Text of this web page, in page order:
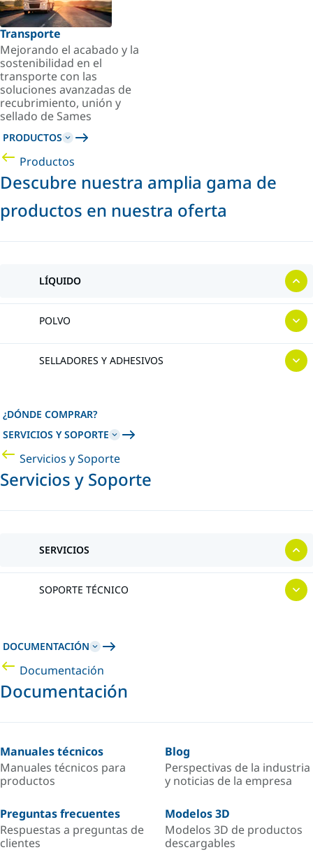
Transporte
Mejorando el acabado y la
sostenibilidad en el
transporte con las
soluciones avanzadas de
recubrimiento, unión y
sellado de Sames
PRODUCTOS
Productos
Descubre nuestra amplia gama de
productos en nuestra oferta
LÍQUIDO
POLVO
SELLADORES Y ADHESIVOS
¿DÓNDE COMPRAR?
SERVICIOS Y SOPORTE
Servicios y Soporte
Servicios y Soporte
SERVICIOS
SOPORTE TÉCNICO
DOCUMENTACIÓN
Documentación
Documentación
Manuales técnicos
Manuales técnicos para
productos
Blog
Perspectivas de la industria
y noticias de la empresa
Preguntas frecuentes
Respuestas a preguntas de
clientes
Modelos 3D
Modelos 3D de productos
descargables